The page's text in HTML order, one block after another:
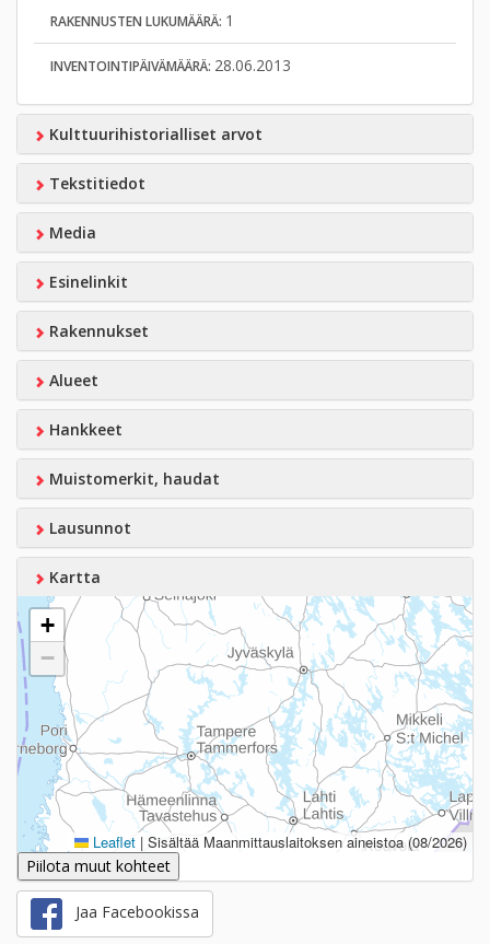
RAKENNUSTEN LUKUMÄÄRÄ: 1
INVENTOINTIPÄIVÄMÄÄRÄ: 28.06.2013
Kulttuurihistorialliset arvot
Tekstitiedot
Media
Esinelinkit
Rakennukset
Alueet
Hankkeet
Muistomerkit, haudat
Lausunnot
Kartta
+
−
Leaflet | Sisältää Maanmittauslaitoksen aineistoa (08/2026)
Piilota muut kohteet
Jaa Facebookissa